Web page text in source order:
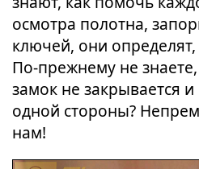
осмотра полотна,
ключей, они
По-прежнему не
замок не закрывается
одной стороны?
нам!